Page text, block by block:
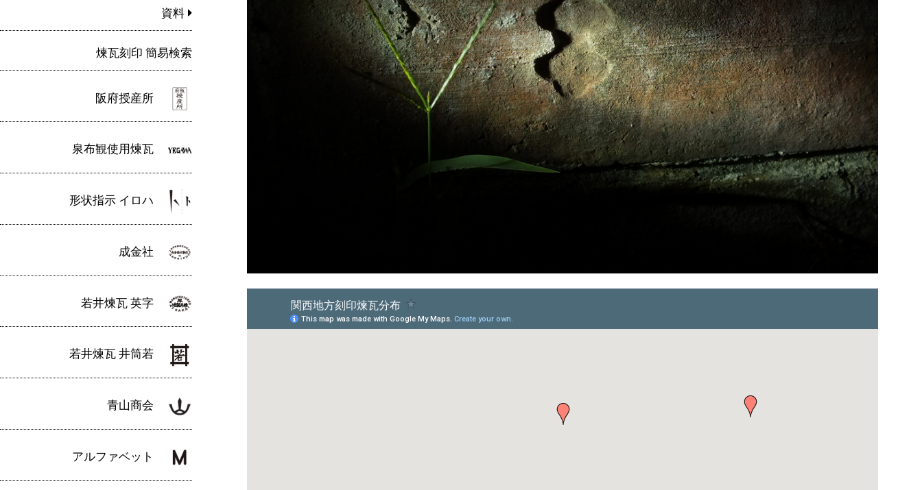
資料
煉瓦刻印 簡易検索
阪府授産所
泉布観使用煉瓦
形状指示 イロハ
成金社
若井煉瓦 英字
若井煉瓦 井筒若
青山商会
アルファベット